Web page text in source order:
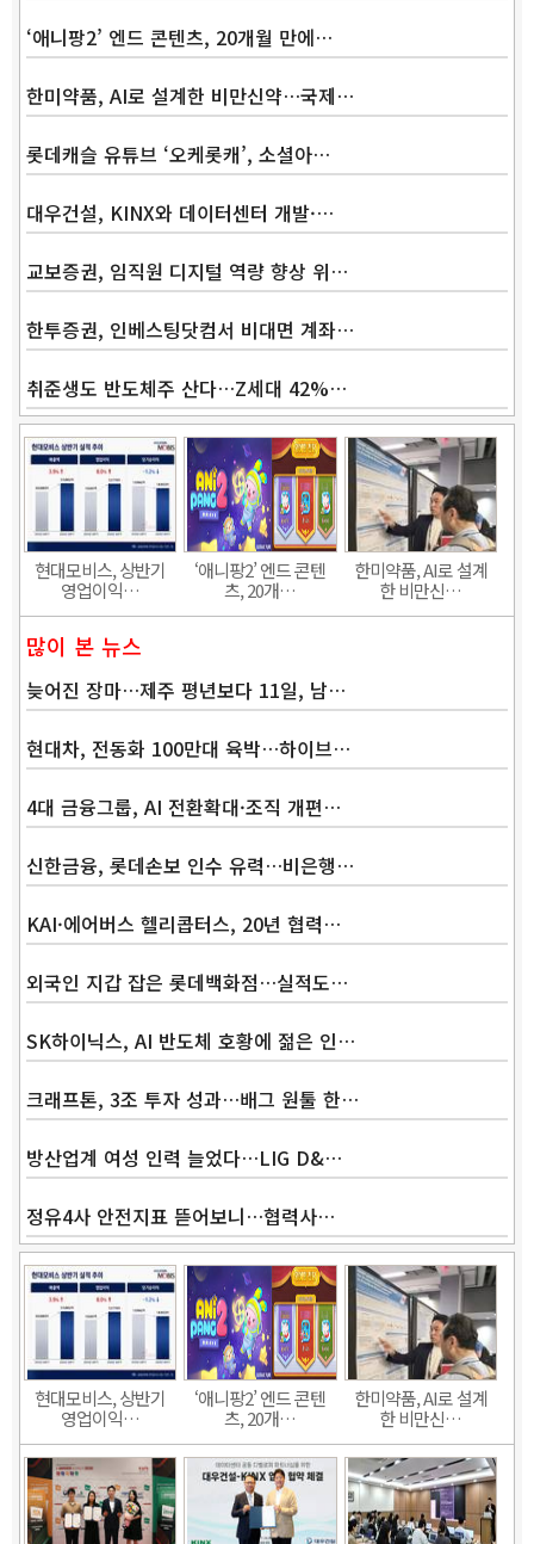
‘애니팡2’ 엔드 콘텐츠, 20개월 만에…
한미약품, AI로 설계한 비만신약…국제…
롯데캐슬 유튜브 ‘오케롯캐’, 소셜아…
대우건설, KINX와 데이터센터 개발·…
교보증권, 임직원 디지털 역량 향상 위…
한투증권, 인베스팅닷컴서 비대면 계좌…
취준생도 반도체주 산다…Z세대 42%…
현대모비스, 상반기
영업이익…
‘애니팡2’ 엔드 콘텐
츠, 20개…
한미약품, AI로 설계
한 비만신…
많이 본 뉴스
늦어진 장마…제주 평년보다 11일, 남…
현대차, 전동화 100만대 육박…하이브…
4대 금융그룹, AI 전환확대·조직 개편…
신한금융, 롯데손보 인수 유력…비은행…
KAI·에어버스 헬리콥터스, 20년 협력…
외국인 지갑 잡은 롯데백화점…실적도…
SK하이닉스, AI 반도체 호황에 젊은 인…
크래프톤, 3조 투자 성과…배그 원툴 한…
방산업계 여성 인력 늘었다…LIG D&…
정유4사 안전지표 뜯어보니…협력사…
현대모비스, 상반기
영업이익…
‘애니팡2’ 엔드 콘텐
츠, 20개…
한미약품, AI로 설계
한 비만신…